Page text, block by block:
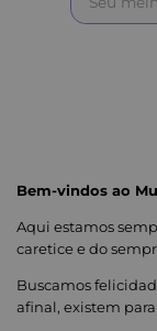
Bem-vindos ao
Aqui estamos
caretice e do
Buscamos
afinal, existem